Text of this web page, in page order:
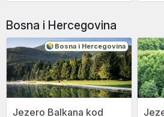
Bosna i Hercegovina
Bosna i Hercegovina
Jezero Balkana kod